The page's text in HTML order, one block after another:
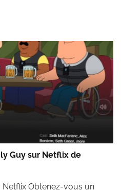
Guy sur Netflix de
Obtenez-vous un